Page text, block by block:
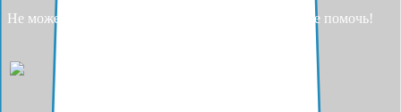
Не можете найти ответ на свой вопрос? Разрешите помочь!